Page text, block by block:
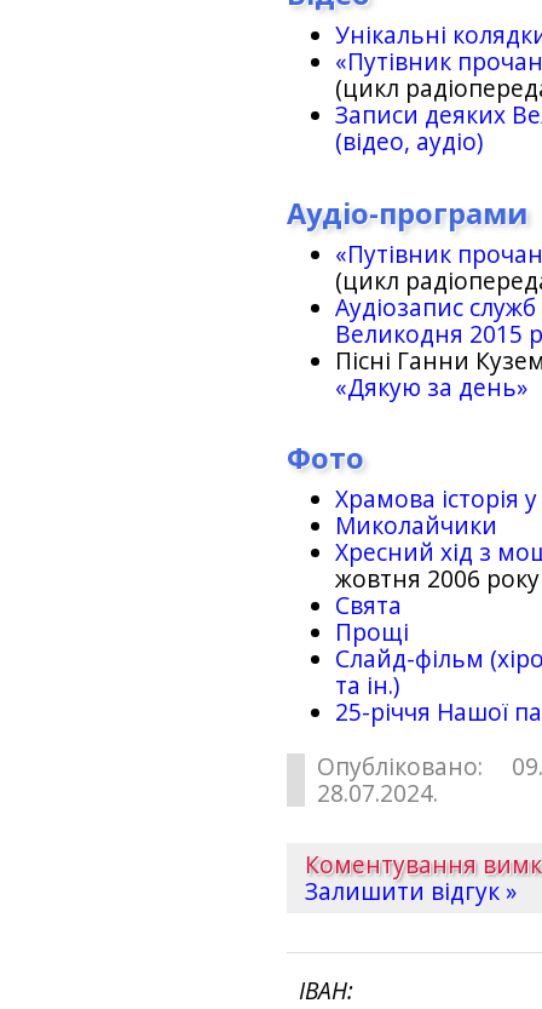
Унікальні
«Путівник
(цикл
Записи деяких
(відео, аудіо)
Аудіо-програми
«Путівник
(цикл
Аудіозапис
Великодня 2015
Пісні Ганни
«Дякую за день»
Фото
Храмова історія
Миколайчики
Хресний хід з
жовтня 2006 року
Свята
Прощі
Слайд-фільм
та ін.)
25-рiччя Нашої
Опубліковано:
28.07.2024.
Коментування
Залишити відгук »
ІВАН